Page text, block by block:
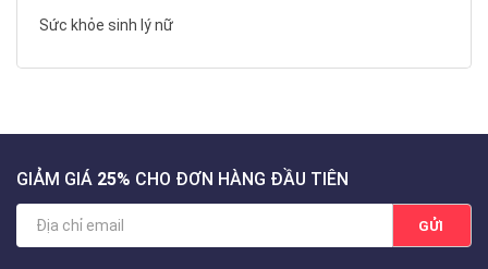
Sức khỏe sinh lý nữ
GIẢM GIÁ 25% CHO ĐƠN HÀNG ĐẦU TIÊN
GỬI